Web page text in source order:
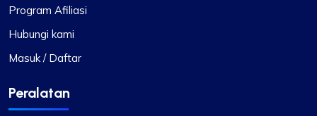
Program Afiliasi
Hubungi kami
Masuk / Daftar
Peralatan